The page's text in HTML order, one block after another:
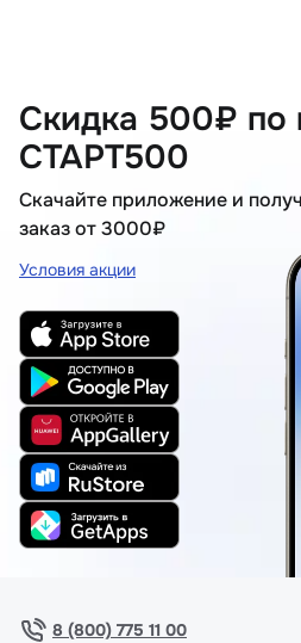
Скидка 500₽ по
СТАРТ500
Скачайте приложение и
заказ от 3000₽
Условия акции
8 (800) 775 11 00